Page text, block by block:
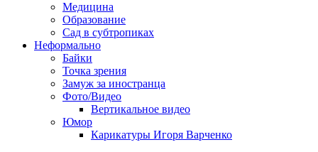
Медицина
Образование
Сад в субтропиках
Неформально
Байки
Точка зрения
Замуж за иностранца
Фото/Видео
Вертикальное видео
Юмор
Карикатуры Игоря Варченко